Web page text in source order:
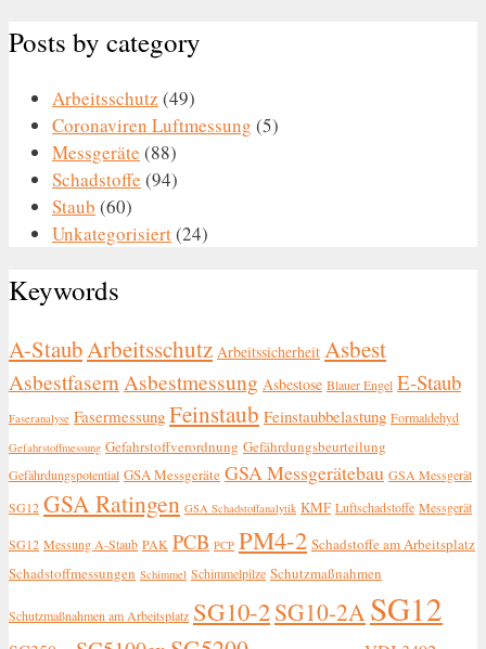
Posts by category
Arbeitsschutz (49)
Coronaviren Luftmessung (5)
Messgeräte (88)
Schadstoffe (94)
Staub (60)
Unkategorisiert(24)
Keywords
A-StaubArbeitsschutz Arbeitssicherheit Asbest
Asbestfasern Asbestmessung Asbestose Blauer Engel E-Staub
Faseranalyse Fasermessung Feinstaub Feinstaubbelastung Formaldehyd
Gefahrstoffmessung Gefahrstoffverordnung Gefährdungsbeurteilung
Gefährdungspotential GSA Messgeräte GSA Messgerätebau GSA Messgerät
SG12 GSA Ratingen GSA Schadstoffanalytik KMF Luftschadstoffe Messgerät
SG12 Messung A-Staub PAK PCB PCP PM4-2 Schadstoffe am Arbeitsplatz
Schadstoffmessungen Schimmel Schimmelpilze Schutzmaßnahmen
Schutzmaßnahmen am Arbeitsplatz SG10-2SG10-2A SG12